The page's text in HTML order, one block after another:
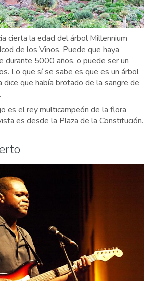
cierta la edad del árbol Millennium
de los Vinos. Puede que haya
durante 5000 años, o puede ser un
Lo que sí se sabe es que es un árbol
dice que había brotado de la sangre de
es el rey multicampeón de la flora
es desde la Plaza de la Constitución.